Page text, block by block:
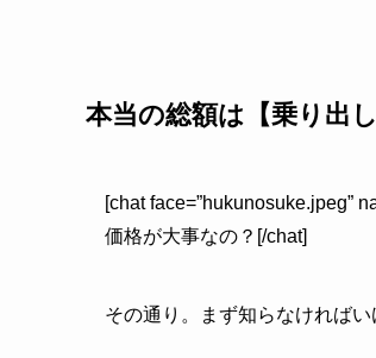
本当の総額は【乗り出
[chat face=”hukunosuke.jpeg”
価格が大事なの？[/chat]
その通り。まず知らなければ